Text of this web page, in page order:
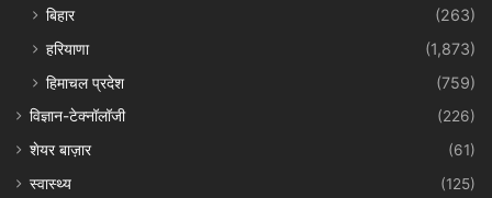
बिहार
(263)
हरियाणा
(1,873)
हिमाचल प्रदेश
(759)
विज्ञान-टेक्नॉलॉजी
(226)
शेयर बाज़ार
(61)
स्वास्थ्य
(125)